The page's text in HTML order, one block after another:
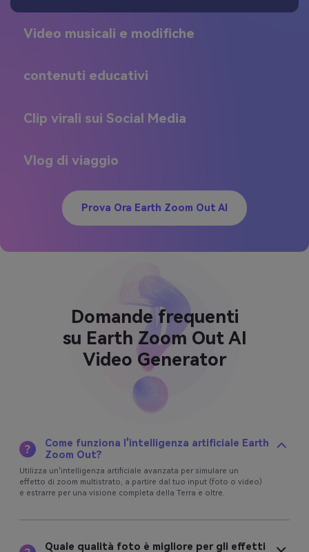
Video musicali e modifiche
contenuti educativi
Clip virali sui Social Media
Vlog di viaggio
Prova Ora Earth Zoom Out AI
Domande frequenti
su Earth Zoom Out AI
Video Generator
Come funziona l'intelligenza artificiale Earth
Zoom Out?
Utilizza un'intelligenza artificiale avanzata per simulare un
effetto di zoom multistrato, a partire dal tuo input (foto o video)
e estrarre per una visione completa della Terra e oltre.
Quale qualità foto è migliore per gli effetti